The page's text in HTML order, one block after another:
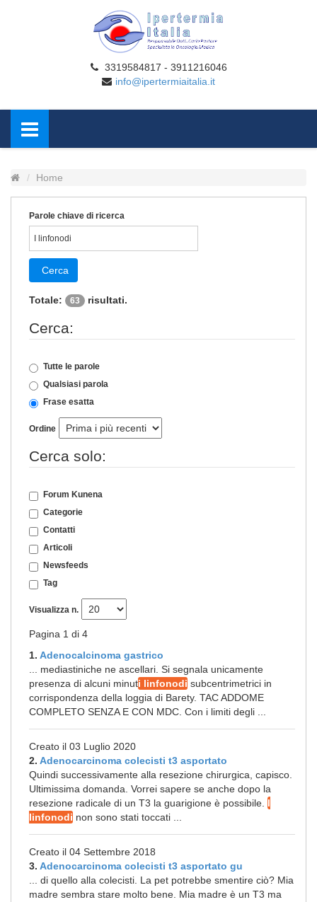
3319584817 - 3911216046
info@ipertermiaitalia.it
Home
Parole chiave di ricerca
Cerca
Totale: 63 risultati.
Cerca:
Tutte le parole
Qualsiasi parola
Frase esatta
Ordine
Cerca solo:
Forum Kunena
Categorie
Contatti
Articoli
Newsfeeds
Tag
Visualizza n.
Pagina 1 di 4
1. Adenocalcinoma gastrico
... mediastiniche ne ascellari. Si segnala unicamente
presenza di alcuni minuti linfonodi subcentrimetrici in
corrispondenza della loggia di Barety. TAC ADDOME
COMPLETO SENZA E CON MDC. Con i limiti degli ...
Creato il 03 Luglio 2020
2. Adenocarcinoma colecisti t3 asportato
Quindi successivamente alla resezione chirurgica, capisco.
Ultimissima domanda. Vorrei sapere se anche dopo la
resezione radicale di un T3 la guarigione è possibile. I
linfonodi non sono stati toccati ...
Creato il 04 Settembre 2018
3. Adenocarcinoma colecisti t3 asportato gu
... di quello alla colecisti. La pet potrebbe smentire ciò? Mia
madre sembra stare molto bene. Mia madre è un T3 ma